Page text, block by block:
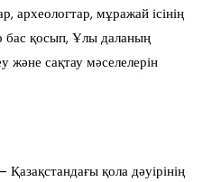
археологтар, мұражай ісінің
бас қосып, Ұлы даланың
сақтау мәселелерін
қола дәуірінің